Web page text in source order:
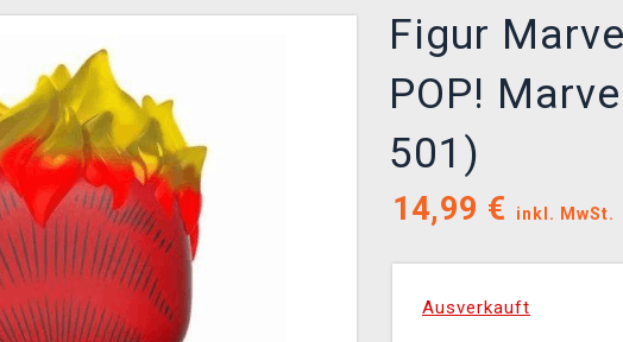
Figur
POP!
501)
14,99 € inkl. MwSt.
Ausverkauft